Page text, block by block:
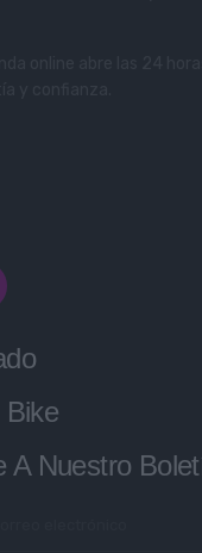
Bike
A Nuestro